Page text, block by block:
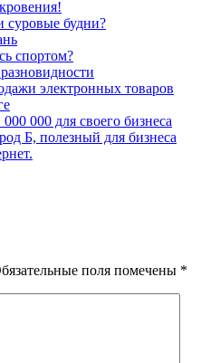
суровые будни?
спортом?
электронных товаров
000 для своего бизнеса
Б, полезный для бизнеса
поля помечены *